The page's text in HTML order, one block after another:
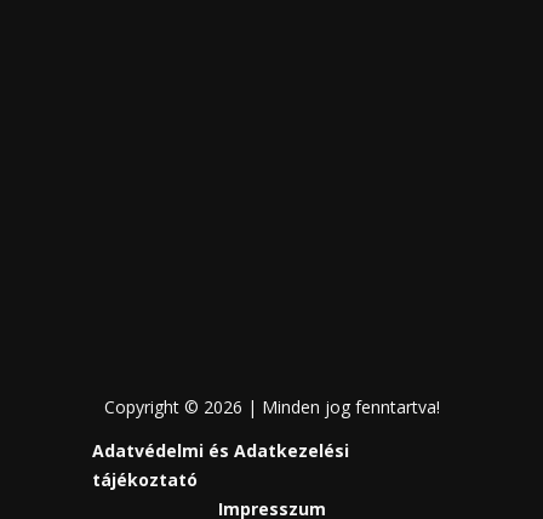
Copyright © 2026 | Minden jog fenntartva!
Adatvédelmi és Adatkezelési
tájékoztató
Impresszum